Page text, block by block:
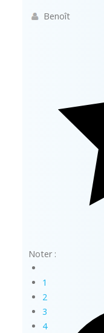
Benoît
Noter :
1
2
3
4